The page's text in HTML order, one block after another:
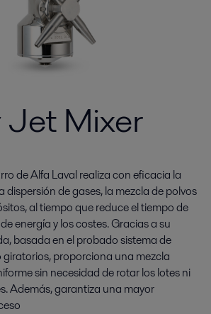
Jet Mixer
de Alfa Laval realiza con eficacia la
dispersión de gases, la mezcla de polvos
al tiempo que reduce el tiempo de
energía y los costes. Gracias a su
basada en el probado sistema de
proporciona una mezcla
sin necesidad de rotar los lotes ni
Además, garantiza una mayor